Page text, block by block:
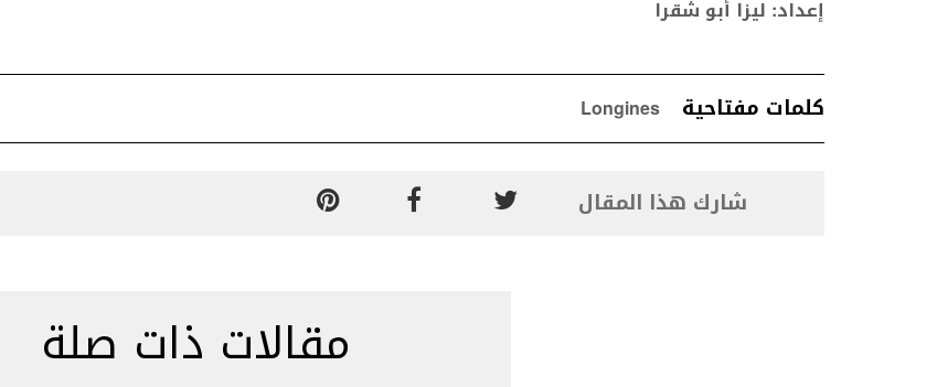
إعداد: ليزا أبو شقرا
كلمات مفتاحية Longines
شارك هذا المقال
مقالات ذات صلة